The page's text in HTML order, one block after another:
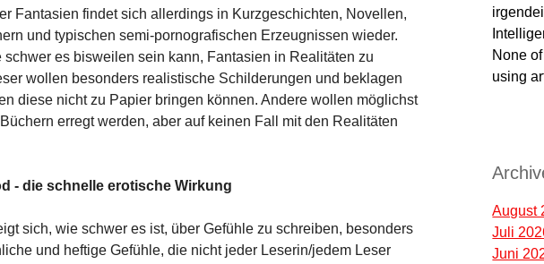
Fantasien findet sich allerdings in Kurzgeschichten, Novellen,
und typischen semi-pornografischen Erzeugnissen wieder.
schwer es bisweilen sein kann, Fantasien in Realitäten zu
wollen besonders realistische Schilderungen und beklagen
diese nicht zu Papier bringen können. Andere wollen möglichst
erregt werden, aber auf keinen Fall mit den Realitäten
- die schnelle erotische Wirkung
sich, wie schwer es ist, über Gefühle zu schreiben, besonders
und heftige Gefühle, die nicht jeder Leserin/jedem Leser
None
using
August
Juli
Juni